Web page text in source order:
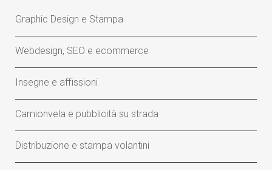
Graphic Design e Stampa
Webdesign, SEO e ecommerce
Insegne e affissioni
Camionvela e pubblicità su strada
Distribuzione e stampa volantini